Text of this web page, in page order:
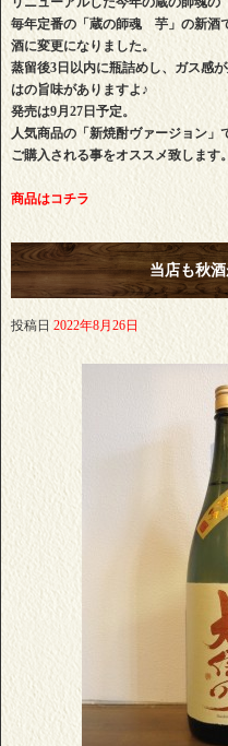
毎年定番の「蔵の師魂 芋」の新酒
酒に変更になりました。
蒸留後3日以内に瓶詰めし、ガス感
はの旨味がありますよ♪
発売は9月27日予定。
人気商品の「新焼酎ヴァージョン
ご購入される事をオススメ致します。
商品はコチラ
当店も秋
投稿日 2022年8月26日